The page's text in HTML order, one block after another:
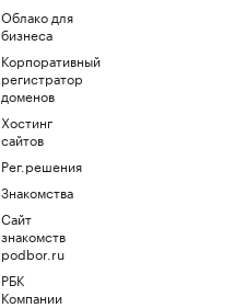
Облако для
бизнеса
Корпоративный
регистратор
доменов
Хостинг
сайтов
Рег.решения
Знакомства
Сайт
знакомств
podbor.ru
РБК
Компании